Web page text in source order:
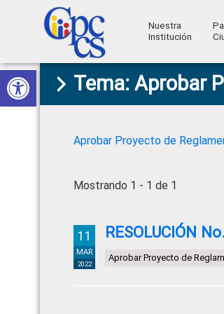
Abrir barra de
Skip
to
primary
Skip
to
main
Skip
to
primary
Skip
to
footer
Consejo
de
Ciudadana
Control
Construyendo
Poder
Ciudadano
Nuestra
Institución
Tema: Aprobar
Aprobar Proyecto de
Mostrando 1 - 1 de 1
11
MAR
2022
RESOLUCIÓN
Aprobar Proyecto de